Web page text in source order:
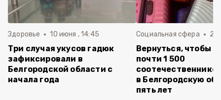
Здоровье 10 июня , 14:45
Три случая укусов гадюк
зафиксировали в
Белгородской области с
начала года
Социальная сфера 20
Вернуться, чтобы
почти 1 500
в Белгородскую
пять лет